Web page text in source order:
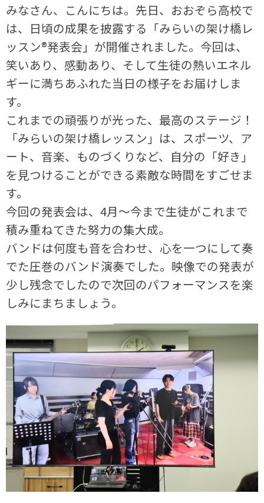
みなさん、こんにちは。先日、おおぞら高校で
は、日頃の成果を披露する「みらいの架け橋レ
ッスン®発表会」が開催されました。今回は、
笑いあり、感動あり、そして生徒の熱いエネル
ギーに満ちあふれた当日の様子をお届けしま
す。
これまでの頑張りが光った、最高のステージ！
「みらいの架け橋レッスン」は、スポーツ、ア
ート、音楽、ものづくりなど、自分の「好き」
を見つけることができる素敵な時間をすごせま
す。
今回の発表会は、4月～今まで生徒がこれまで
積み重ねてきた努力の集大成。
バンドは何度も音を合わせ、心を一つにして奏
でた圧巻のバンド演奏でした。映像での発表が
少し残念でしたので次回のパフォーマンスを楽
しみにまちましょう。